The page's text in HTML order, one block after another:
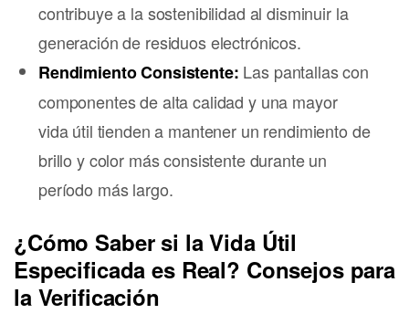
contribuye a la sostenibilidad al disminuir la
generación de residuos electrónicos.
Rendimiento Consistente: Las pantallas con
componentes de alta calidad y una mayor
vida útil tienden a mantener un rendimiento de
brillo y color más consistente durante un
período más largo.
¿Cómo Saber si la Vida Útil
Especificada es Real? Consejos para
la Verificación